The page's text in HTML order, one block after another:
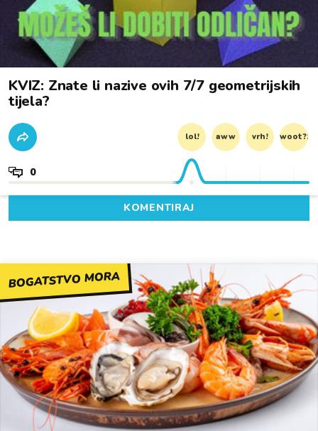
KVIZ: Znate li nazive ovih 7/7 geometrijskih
tijela?
lol! aww vrh! woot?!
0
KOMENTIRAJ
BOGATSTVO MORA